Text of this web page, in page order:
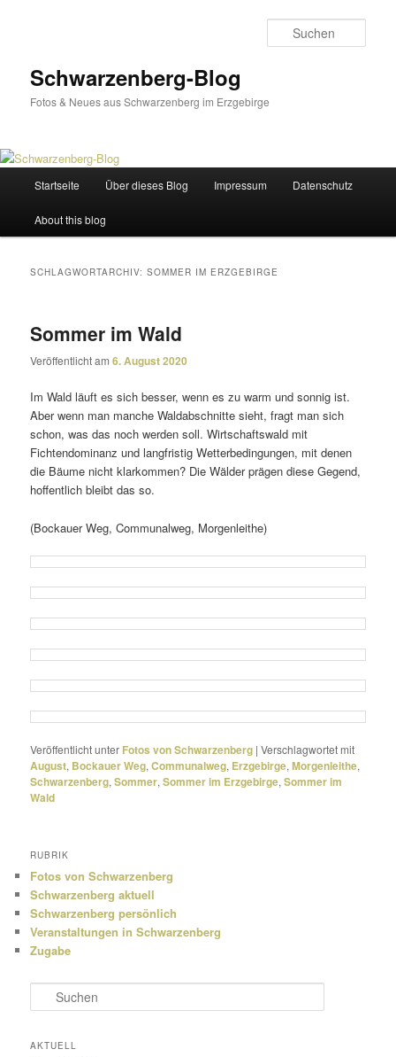
Schwarzenberg-Blog
Fotos & Neues aus Schwarzenberg im Erzgebirge
Startseite Über dieses Blog Impressum Datenschutz
About this blog
SCHLAGWORTARCHIV:SOMMER IM ERZGEBIRGE
Sommer im Wald
Veröffentlicht am6. August 2020
Im Wald läuft es sich besser, wenn es zu warm und sonnig ist.
Aber wenn man manche Waldabschnitte sieht, fragt man sich
schon, was das noch werden soll. Wirtschaftswald mit
Fichtendominanz und lang­fristig Wetterbedingungen, mit denen
die Bäume nicht klar­kommen? Die Wälder prägen diese Gegend,
hoffent­lich bleibt das so.
(Bockauer Weg, Communalweg, Morgenleithe)
Veröffentlicht unter Fotos von Schwarzenberg |Verschlagwortet mit
August, Bockauer Weg,Communalweg, Erzgebirge,Morgenleithe,
Schwarzenberg,Sommer,Sommer im Erzgebirge,Sommer im
Wald
RUBRIK
Fotos von Schwarzenberg
Schwarzenberg aktuell
Schwarzenberg persönlich
Veranstaltungen in Schwarzenberg
Zugabe
u
h
AKTUELL